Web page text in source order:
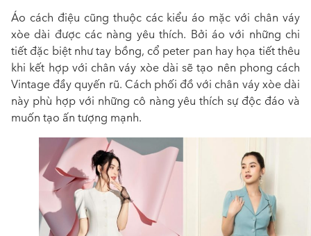
Áo cách điệu cũng thuộc các kiểu áo mặc với chân váy
xòe dài được các nàng yêu thích. Bởi áo với những chi
tiết đặc biệt như tay bồng, cổ peter pan hay họa tiết thêu
khi kết hợp với chân váy xòe dài sẽ tạo nên phong cách
Vintage đầy quyến rũ. Cách phối đồ với chân váy xòe dài
này phù hợp với những cô nàng yêu thích sự độc đáo và
muốn tạo ấn tượng mạnh.